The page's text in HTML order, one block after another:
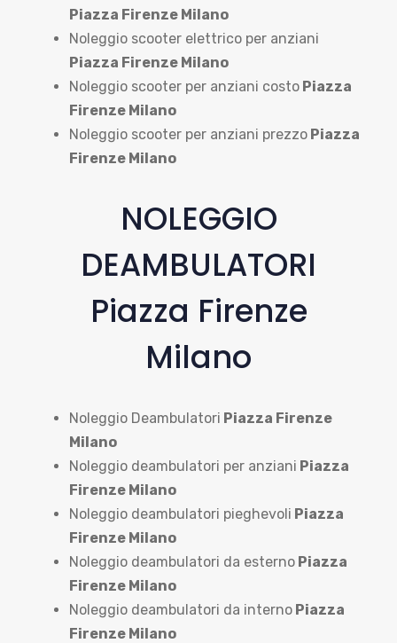
Piazza Firenze Milano
Noleggio scooter elettrico per anziani
Piazza Firenze Milano
Noleggio scooter per anziani costo Piazza
Firenze Milano
Noleggio scooter per anziani prezzo Piazza
Firenze Milano
NOLEGGIO
DEAMBULATORI
Piazza Firenze
Milano
Noleggio Deambulatori Piazza Firenze
Milano
Noleggio deambulatori per anziani Piazza
Firenze Milano
Noleggio deambulatori pieghevoli Piazza
Firenze Milano
Noleggio deambulatori da esterno Piazza
Firenze Milano
Noleggio deambulatori da interno Piazza
Firenze Milano